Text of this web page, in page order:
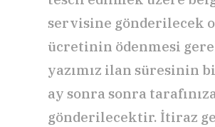
servisine gönderilecek
ücretinin ödenmesi
yazımız ilan süresinin
ay sonra sonra
gönderilecektir. İtiraz